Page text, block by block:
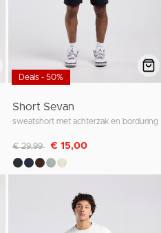
Deals - 50%
Short Sevan
sweatshort met achterzak en borduring
Afgeprijsd van
€ 29,99 naar
€ 15,00